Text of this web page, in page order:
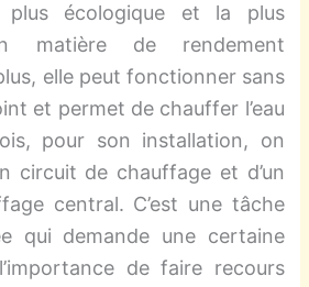
écologique et la plus
matière de rendement
elle peut fonctionner sans
et permet de chauffer l’eau
pour son installation, on
circuit de chauffage et d’un
central. C’est une tâche
qui demande une certaine
de faire recours